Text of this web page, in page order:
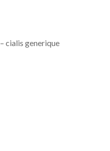
– cialis generique